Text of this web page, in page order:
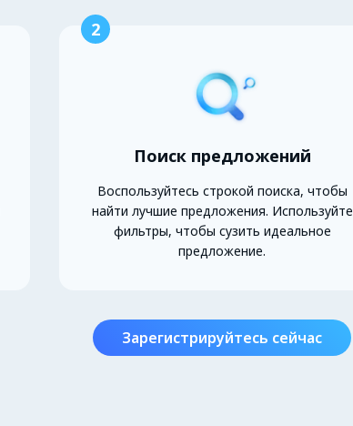
2
Поиск предложений
Воспользуйтесь строкой поиска, чтобы
найти лучшие предложения. Используйте
фильтры, чтобы сузить идеальное
предложение.
Зарегистрируйтесь сейчас